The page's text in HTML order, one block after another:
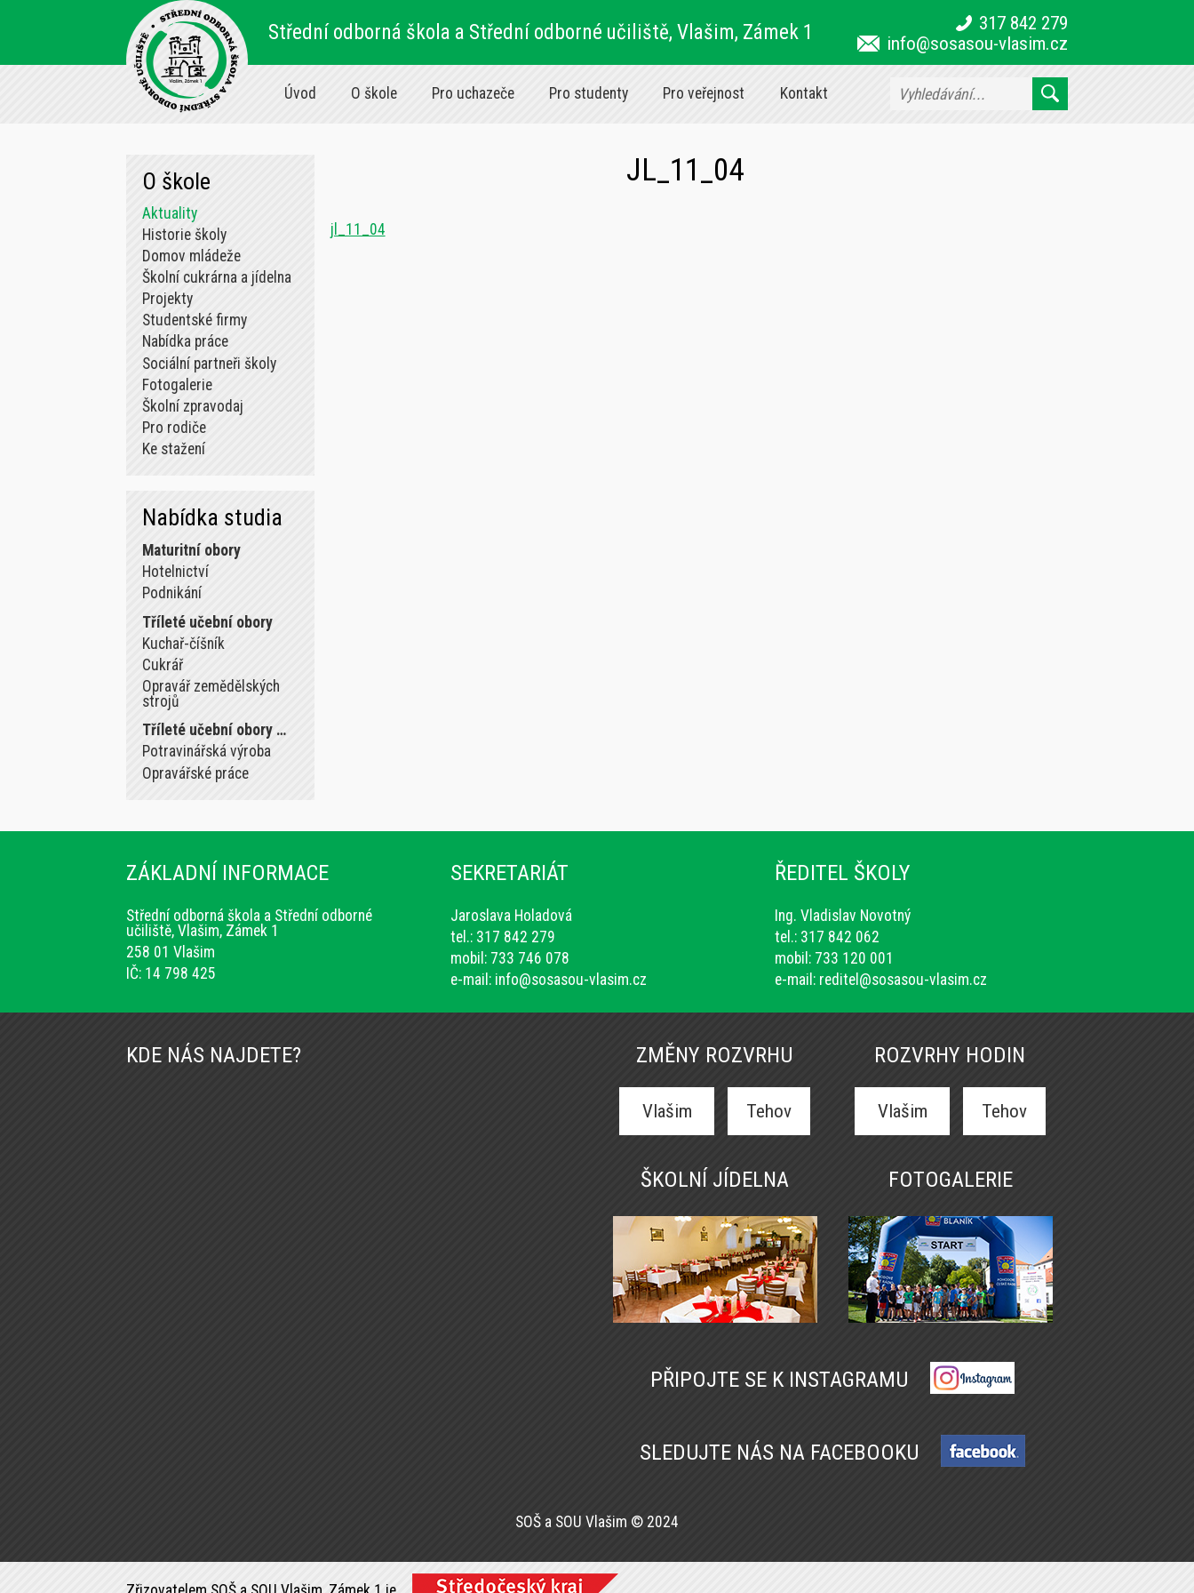
Střední odborná škola a Střední odborné učiliště, Vlašim, Zámek 1
317 842 279
info@sosasou-vlasim.cz
Úvod O škole Pro uchazeče Pro studenty Pro veřejnost Kontakt
O škole
Aktuality
Historie školy
Domov mládeže
Školní cukrárna a jídelna
Projekty
Studentské firmy
Nabídka práce
Sociální partneři školy
Fotogalerie
Školní zpravodaj
Pro rodiče
Ke stažení
Nabídka studia
Maturitní obory
Hotelnictví
Podnikání
Tříleté učební obory
Kuchař-číšník
Cukrář
Opravář zemědělských
strojů
Tříleté učební obory …
Potravinářská výroba
Opravářské práce
JL_11_04
jl_11_04
ZÁKLADNÍ INFORMACE
Střední odborná škola a Střední odborné
učiliště, Vlašim, Zámek 1
258 01 Vlašim
IČ: 14 798 425
SEKRETARIÁT
Jaroslava Holadová
tel.: 317 842 279
mobil: 733 746 078
e-mail: info@sosasou-vlasim.cz
ŘEDITEL ŠKOLY
Ing. Vladislav Novotný
tel.: 317 842 062
mobil: 733 120 001
e-mail: reditel@sosasou-vlasim.cz
KDE NÁS NAJDETE? ZMĚNY ROZVRHU
Vlašim Tehov
ROZVRHY HODIN
Vlašim Tehov
ŠKOLNÍ JÍDELNA FOTOGALERIE
PŘIPOJTE SE K INSTAGRAMU
SLEDUJTE NÁS NA FACEBOOKU
SOŠ a SOU Vlašim © 2024